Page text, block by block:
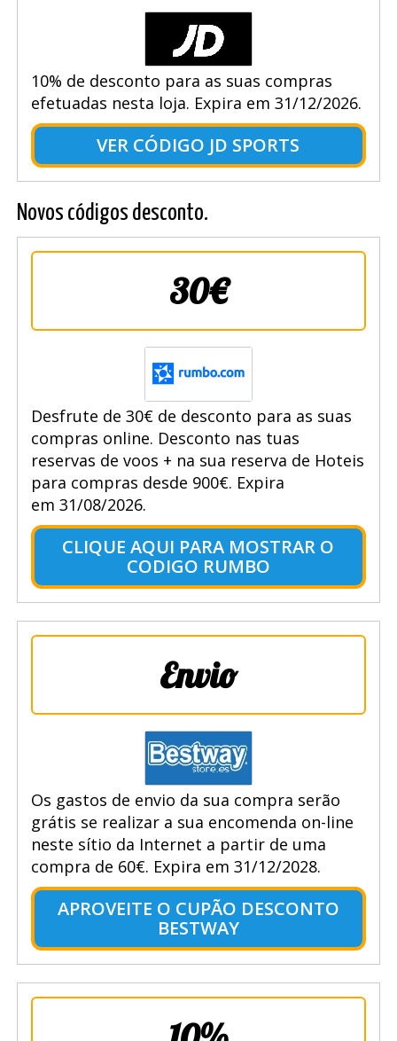
10% de desconto para as suas compras
efetuadas nesta loja. Expira em 31/12/2026.
VER CÓDIGO JD SPORTS
Novos códigos desconto.
30€
Desfrute de 30€ de desconto para as suas
compras online. Desconto nas tuas
reservas de voos + na sua reserva de Hoteis
para compras desde 900€. Expira
em 31/08/2026.
CLIQUE AQUI PARA MOSTRAR O
CODIGO RUMBO
Envio
Os gastos de envio da sua compra serão
grátis se realizar a sua encomenda on-line
neste sítio da Internet a partir de uma
compra de 60€. Expira em 31/12/2028.
APROVEITE O CUPÃO DESCONTO
BESTWAY